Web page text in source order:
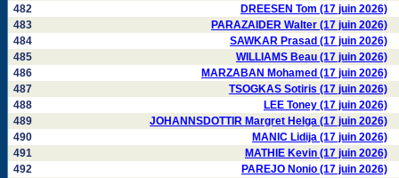
482
DREESEN Tom (17 juin 2026)
483
PARAZAIDER Walter (17 juin 2026)
484
SAWKAR Prasad (17 juin 2026)
485
WILLIAMS Beau (17 juin 2026)
486
MARZABAN Mohamed (17 juin 2026)
487
TSOGKAS Sotiris (17 juin 2026)
488
LEE Toney (17 juin 2026)
489
JOHANNSDOTTIR Margret Helga (17 juin 2026)
490
MANIC Lidija (17 juin 2026)
491
MATHIE Kevin (17 juin 2026)
492
PAREJO Nonio (17 juin 2026)